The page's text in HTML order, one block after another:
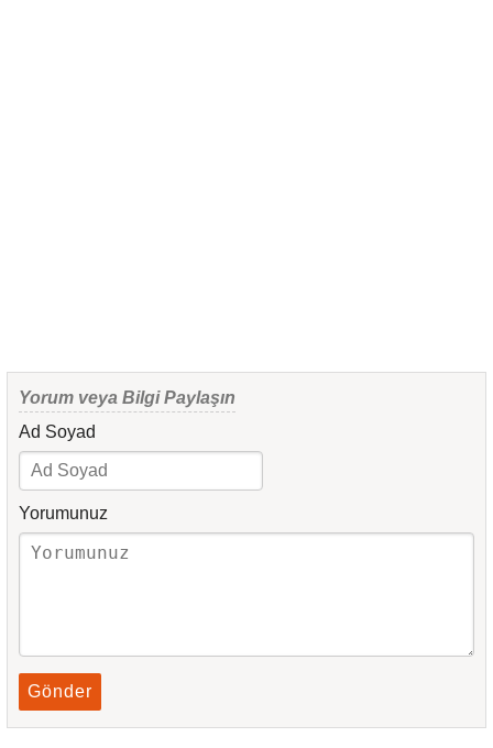
Yorum veya Bilgi Paylaşın
Ad Soyad
Yorumunuz
Gönder